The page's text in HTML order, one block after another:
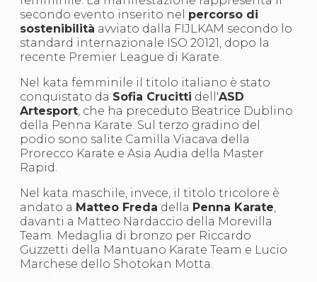
S'istrumpa
News
Calendario Attività
Difesa Personale MGA
La disciplina
News
Merchandising
Mappa del sito
Cerca
Contatti
News
Catalogo formativo
Webinar
Corsi Monotematici
Corsi di Specializzazione
Corsi FIJLKAM-FISDIR
Corsi Preparatore Fisico
secondo evento inserito nel percorso di
sostenibilità avviato dalla FIJLKAM secondo lo
standard internazionale ISO 20121, dopo la
recente Premier League di Karate.
Nel kata femminile il titolo italiano è stato
conquistato da Sofia Crucitti dell'ASD
Artesport, che ha preceduto Beatrice Dublino
della Penna Karate. Sul terzo gradino del
podio sono salite Camilla Viacava della
Prorecco Karate e Asia Audia della Master
Rapid.
Nel kata maschile, invece, il titolo tricolore è
andato a Matteo Freda della Penna Karate,
davanti a Matteo Nardaccio della Morevilla
Team. Medaglia di bronzo per Riccardo
Guzzetti della Mantuano Karate Team e Lucio
Marchese dello Shotokan Motta.